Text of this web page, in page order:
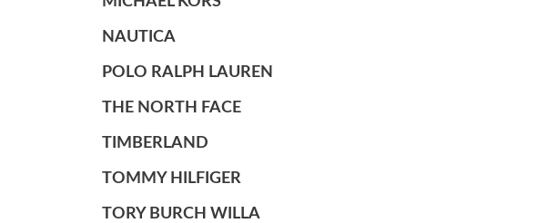
NAUTICA
POLO RALPH LAUREN
THE NORTH FACE
TIMBERLAND
TOMMY HILFIGER
TORY BURCH WILLA